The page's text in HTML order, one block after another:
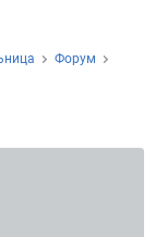
Форум